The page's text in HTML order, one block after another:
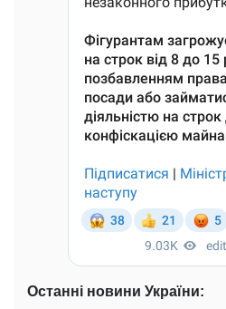
Останні новини України: